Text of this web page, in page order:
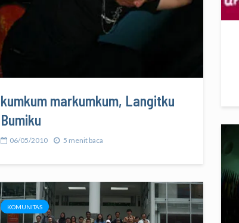
kumkum markumkum, Langitku
Bumiku
06/05/2010 5 menit baca
KOMUNITAS